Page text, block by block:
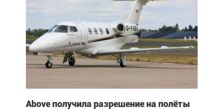
Above получила разрешение на полёты